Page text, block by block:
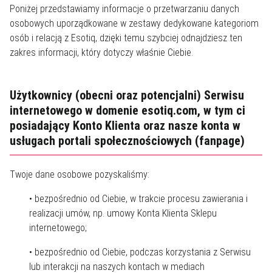
Poniżej przedstawiamy informacje o przetwarzaniu danych
osobowych uporządkowane w zestawy dedykowane kategoriom
osób i relacją z Esotiq, dzięki temu szybciej odnajdziesz ten
zakres informacji, który dotyczy właśnie Ciebie.
Użytkownicy (obecni oraz potencjalni) Serwisu
internetowego w domenie esotiq.com, w tym ci
posiadający Konto Klienta oraz nasze konta w
usługach portali społecznościowych (fanpage)
Twoje dane osobowe pozyskaliśmy:
• bezpośrednio od Ciebie, w trakcie procesu zawierania i
realizacji umów, np. umowy Konta Klienta Sklepu
internetowego;
• bezpośrednio od Ciebie, podczas korzystania z Serwisu
lub interakcji na naszych kontach w mediach